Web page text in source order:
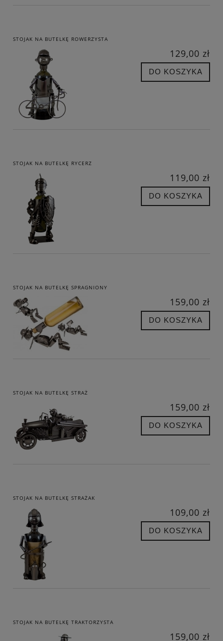
STOJAK NA BUTELKĘ ROWERZYSTA
129,00 zł
DO KOSZYKA
STOJAK NA BUTELKĘ RYCERZ
119,00 zł
DO KOSZYKA
STOJAK NA BUTELKĘ SPRAGNIONY
159,00 zł
DO KOSZYKA
STOJAK NA BUTELKĘ STRAŻ
159,00 zł
DO KOSZYKA
STOJAK NA BUTELKĘ STRAŻAK
109,00 zł
DO KOSZYKA
STOJAK NA BUTELKĘ TRAKTORZYSTA
159,00 zł